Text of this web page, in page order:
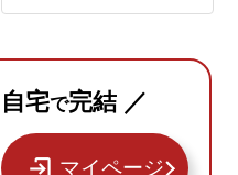
自宅で完結 ／
マイページ